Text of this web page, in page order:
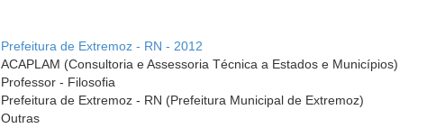
Prefeitura de Extremoz - RN - 2012
ACAPLAM (Consultoria e Assessoria Técnica a Estados e Municípios)
Professor - Filosofia
Prefeitura de Extremoz - RN (Prefeitura Municipal de Extremoz)
Outras